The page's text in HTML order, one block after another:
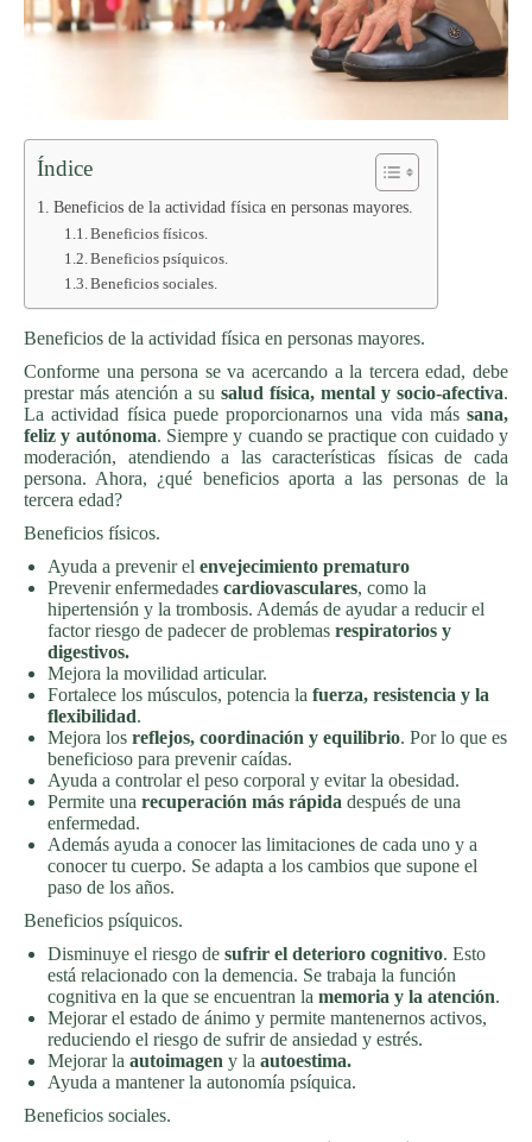
Índice
Beneficios de la actividad física en personas mayores.
Beneficios físicos.
Beneficios psíquicos.
Beneficios sociales.
Beneficios de la actividad física en personas mayores.
Conforme una persona se va acercando a la tercera edad, debe
prestar más atención a su salud física, mental y socio-afectiva.
La actividad física puede proporcionarnos una vida más sana,
feliz y autónoma. Siempre y cuando se practique con cuidado y
moderación, atendiendo a las características físicas de cada
persona. Ahora, ¿qué beneficios aporta a las personas de la
tercera edad?
Beneficios físicos.
Ayuda a prevenir el envejecimiento prematuro
Prevenir enfermedades cardiovasculares, como la
hipertensión y la trombosis. Además de ayudar a reducir el
factor riesgo de padecer de problemas respiratorios y
digestivos.
Mejora la movilidad articular.
Fortalece los músculos, potencia la fuerza, resistencia y la
flexibilidad.
Mejora los reflejos, coordinación y equilibrio. Por lo que es
beneficioso para prevenir caídas.
Ayuda a controlar el peso corporal y evitar la obesidad.
Permite una recuperación más rápida después de una
enfermedad.
Además ayuda a conocer las limitaciones de cada uno y a
conocer tu cuerpo. Se adapta a los cambios que supone el
paso de los años.
Beneficios psíquicos.
Disminuye el riesgo de sufrir el deterioro cognitivo. Esto
está relacionado con la demencia. Se trabaja la función
cognitiva en la que se encuentran la memoria y la atención.
Mejorar el estado de ánimo y permite mantenernos activos,
reduciendo el riesgo de sufrir de ansiedad y estrés.
Mejorar la autoimagen y la autoestima.
Ayuda a mantener la autonomía psíquica.
Beneficios sociales.